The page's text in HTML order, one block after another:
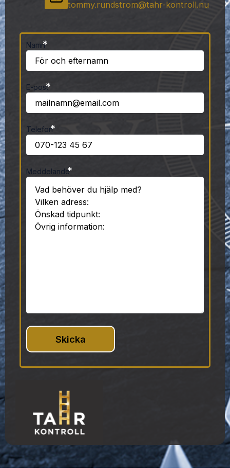
tommy.rundstrom@tahr-kontroll.nu
Namn*
E-post*
Telefon*
Meddelande*